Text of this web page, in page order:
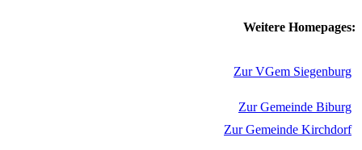
Weitere Homepages:
Zur VGem Siegenburg
Zur Gemeinde Biburg
Zur Gemeinde Kirchdorf